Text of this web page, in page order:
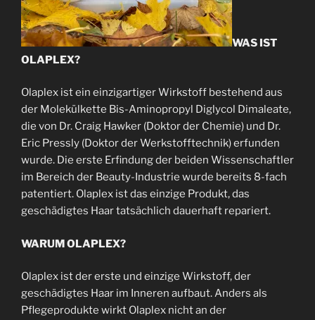
WAS IST
OLAPLEX?
Olaplex ist ein einzigartiger Wirkstoff bestehend aus
der Molekülkette Bis-Aminopropyl Diglycol Dimaleate,
die von Dr. Craig Hawker (Doktor der Chemie) und Dr.
Eric Pressly (Doktor der Werkstofftechnik) erfunden
wurde. Die erste Erfindung der beiden Wissenschaftler
im Bereich der Beauty-Industrie wurde bereits 8-fach
patentiert. Olaplex ist das einzige Produkt, das
geschädigtes Haar tatsächlich dauerhaft repariert.
WARUM OLAPLEX?
Olaplex ist der erste und einzige Wirkstoff, der
geschädigtes Haar im Inneren aufbaut. Anders als
Pflegeprodukte wirkt Olaplex nicht an der